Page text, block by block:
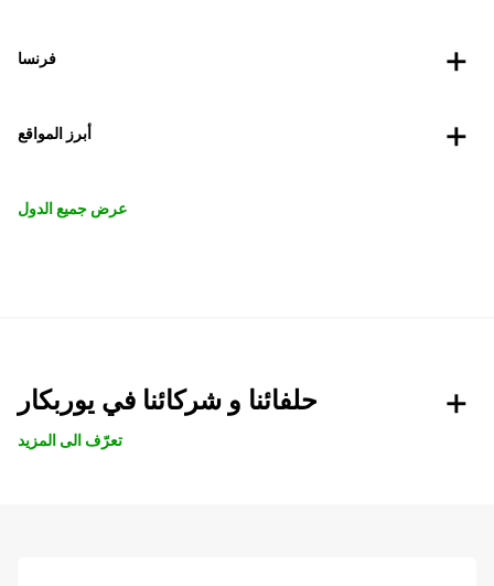
فرنسا
أبرز المواقع
عرض جميع الدول
حلفائنا و شركائنا في يوربكار
تعرّف الى المزيد